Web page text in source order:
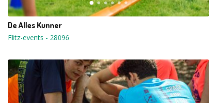
De Alles Kunner
Flitz-events - 28096